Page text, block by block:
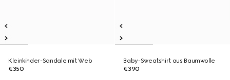
Kleinkinder-Sandale mit Web
€350
Baby-Sweatshirt aus Baumwolle
€390